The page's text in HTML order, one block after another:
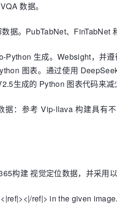
数据。
据。PubTabNet、FinTabNet
Python 生成。Websight，并
图表。通过使用
生成的 Python 图表代码来
据：参考 Vip-llava 构建具有
构建 视觉定位数据，并采用
ref|> in the given